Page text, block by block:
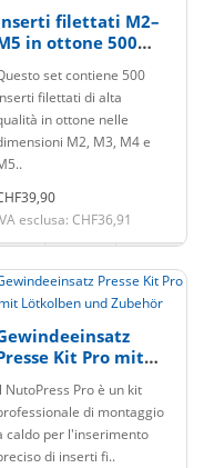
filettati M2–
in ottone 500
extra resistente
set contiene 500
filettati di alta
in ottone nelle
M2, M3, M4 e
esclusa: CHF36,91
Kit Pro mit
NutoPress Pro è un kit
di montaggio
caldo per l'inserimento
di inserti fi..